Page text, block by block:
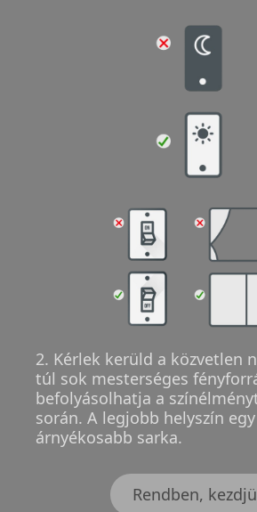
2. Kérlek kerüld a közvetlen
túl sok mesterséges
befolyásolhatja a
során. A legjobb helyszín
árnyékosabb sarka.
Rendben,